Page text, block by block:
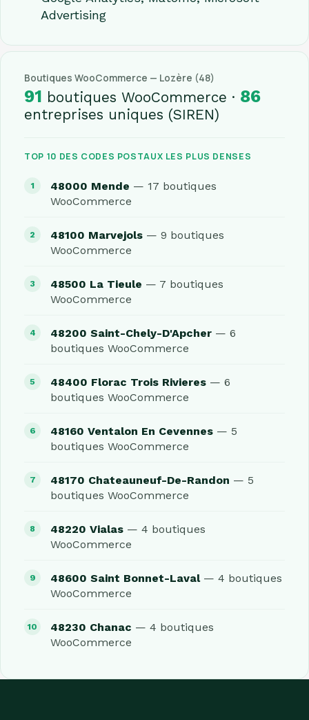
Advertising
Boutiques WooCommerce — Lozère (48)
91 boutiques WooCommerce · 86
entreprises uniques (SIREN)
TOP 10 DES CODES POSTAUX LES PLUS DENSES
48000 Mende — 17 boutiques
WooCommerce
48100 Marvejols — 9 boutiques
WooCommerce
48500 La Tieule — 7 boutiques
WooCommerce
48200 Saint-Chely-D'Apcher — 6
boutiques WooCommerce
48400 Florac Trois Rivieres — 6
boutiques WooCommerce
48160 Ventalon En Cevennes — 5
boutiques WooCommerce
48170 Chateauneuf-De-Randon — 5
boutiques WooCommerce
48220 Vialas — 4 boutiques
WooCommerce
48600 Saint Bonnet-Laval— 4 boutiques
WooCommerce
48230 Chanac — 4 boutiques
WooCommerce